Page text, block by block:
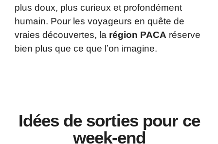
plus doux, plus curieux et profondément
humain. Pour les voyageurs en quête de
vraies découvertes, la région PACA réserve
bien plus que ce que l’on imagine.
Idées de sorties pour ce
week-end